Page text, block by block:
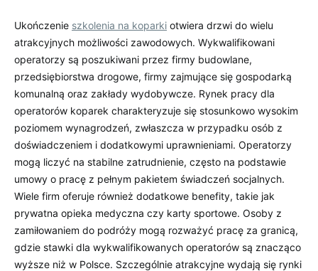
Ukończenie szkolenia na koparki otwiera drzwi do wielu
atrakcyjnych możliwości zawodowych. Wykwalifikowani
operatorzy są poszukiwani przez firmy budowlane,
przedsiębiorstwa drogowe, firmy zajmujące się gospodarką
komunalną oraz zakłady wydobywcze. Rynek pracy dla
operatorów koparek charakteryzuje się stosunkowo wysokim
poziomem wynagrodzeń, zwłaszcza w przypadku osób z
doświadczeniem i dodatkowymi uprawnieniami. Operatorzy
mogą liczyć na stabilne zatrudnienie, często na podstawie
umowy o pracę z pełnym pakietem świadczeń socjalnych.
Wiele firm oferuje również dodatkowe benefity, takie jak
prywatna opieka medyczna czy karty sportowe. Osoby z
zamiłowaniem do podróży mogą rozważyć pracę za granicą,
gdzie stawki dla wykwalifikowanych operatorów są znacząco
wyższe niż w Polsce. Szczególnie atrakcyjne wydają się rynki